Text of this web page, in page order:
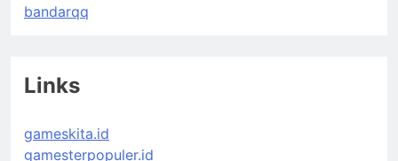
bandarqq
Links
gameskita.id
gamesterpopuler.id